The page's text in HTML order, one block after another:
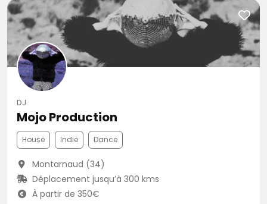
DJ
Mojo Production
House Indie Dance
Montarnaud (34)
Déplacement jusqu’à 300 kms
À partir de 350€